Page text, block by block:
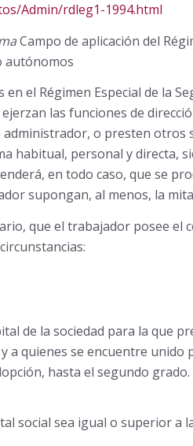
Admin/rdleg1-1994.html
Campo de aplicación del
autónomos
el Régimen Especial de la
las funciones de
o presten otros
habitual, personal y directa,
en todo caso, que se
supongan, al menos, la
que el trabajador posee el
de la sociedad para la que
a quienes se encuentre
hasta el segundo grado.
social sea igual o superior a